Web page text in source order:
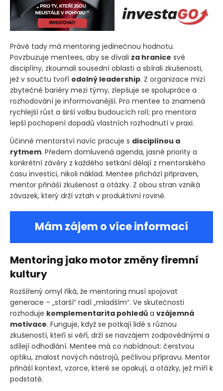
Právě tady má mentoring jedinečnou hodnotu.
Povzbuzuje mentees, aby se dívali za hranice své
disciplíny, zkoumali sousední oblasti a sbírali zkušenosti,
jež v součtu tvoří odolný leadership. Z organizace mizí
zbytečné bariéry mezi týmy, zlepšuje se spolupráce a
rozhodování je informovanější. Pro mentee to znamená
rychlejší růst a širší volbu budoucích rolí; pro mentora
lepší pochopení dopadů vlastních rozhodnutí v praxi.
Účinné mentorství navíc pracuje s disciplínou a
rytmem. Předem domluvená agenda, jasné priority a
konkrétní závěry z každého setkání dělají z mentorského
času investici, nikoli náklad. Mentee přichází připraven,
mentor přináší zkušenost a otázky. Z obou stran vzniká
závazek, který drží vztah v produktivní rovině.
Mám zájem o více informací
Mentoring jako motor změny firemní
kultury
Rozšířený omyl říká, že mentoring musí spojovat
generace – „starší“ radí „mladším“. Ve skutečnosti
rozhoduje komplementarita pohledů a vzájemná
motivace. Funguje, když se potkají lidé s různou
zkušeností, kteří si věří, drží se navzájem zodpovědnými a
sdílejí odhodlání. Mentee má co nabídnout: čerstvou
optiku, znalost nových nástrojů, pečlivou přípravu. Mentor
přináší kontext, vzorce, které se opakují, a otázky, jež míří k
podstatě.